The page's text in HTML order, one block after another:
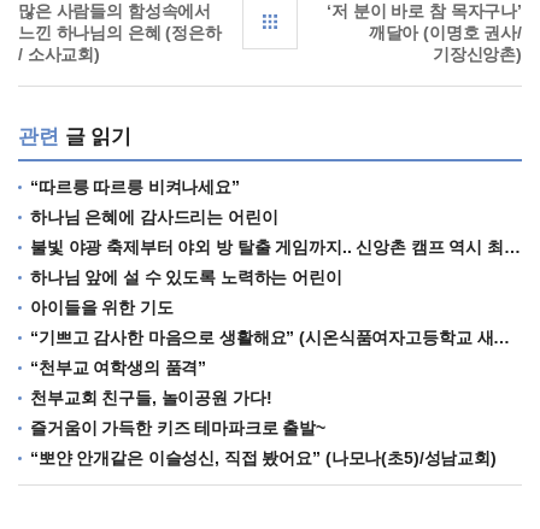
많은 사람들의 함성속에서
느낀 하나님의 은혜 (정은하
/ 소사교회)
‘저 분이 바로 참 목자구나’
깨달아 (이명호 권사/
기장신앙촌)
관련 글 읽기
“따르릉 따르릉 비켜나세요”
하나님 은혜에 감사드리는 어린이
불빛 야광 축제부터 야외 방 탈출 게임까지.. 신앙촌 캠프 역시 최고!
하나님 앞에 설 수 있도록 노력하는 어린이
아이들을 위한 기도
“기쁘고 감사한 마음으로 생활해요” (시온식품여자고등학교 새내기들)
“천부교 여학생의 품격”
천부교회 친구들, 놀이공원 가다!
즐거움이 가득한 키즈 테마파크로 출발~
“뽀얀 안개같은 이슬성신, 직접 봤어요” (나모나(초5)/성남교회)